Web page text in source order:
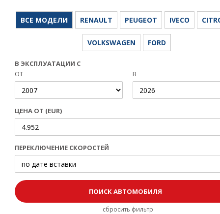
CСЫЛКА
ВСЕ МОДЕЛИ RENAULT PEUGEOT IVECO
VOLKSWAGEN FORD
В ЭКСПЛУАТАЦИИ С
ОТ
В
ЦЕНА ОТ (EUR)
ПЕРЕКЛЮЧЕНИЕ СКОРОСТЕЙ
сбросить фильтр